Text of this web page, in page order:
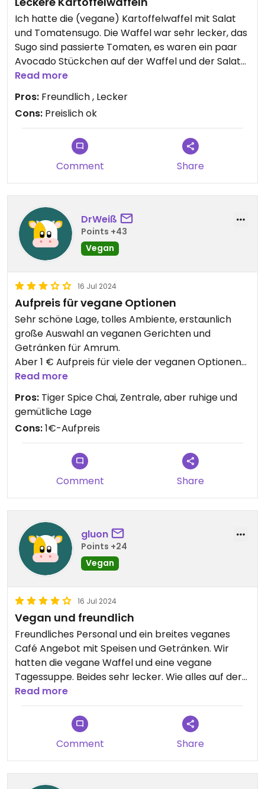
Ich hatte die (vegane) Kartoffelwaffel mit Salat
und Tomatensugo. Die Waffel war sehr lecker, das
Sugo sind passierte Tomaten, es waren ein paar
Avocado Stückchen auf der Waffel und der Salat
war leider nur ein paar Blätter und ein paar
Karottenstreifen. Die Waffel war mit Balsamico-
Creme garniert. Für die vegane Waffel ist ein
Aufpreis von 1€ zu bezahlen. Der Preis mit 8,70€
(insg. dann 9,70€) ist etwas zu hoch.
Read more
Pros: Freundlich , Lecker
Cons: Preislich ok
Comment Share
DrWeiß
Points +43
Vegan
16 Jul 2024
Aufpreis für vegane Optionen
Sehr schöne Lage, tolles Ambiente, erstaunlich
große Auswahl an veganen Gerichten und
Getränken für Amrum.
Aber 1 € Aufpreis für viele der veganen Optionen
kann ich nicht nachvollziehen und finde ich
unangebracht.
Dennoch würde ich die Kaffeeflut wieder
besuchen, was aber auch in einem Mangel an
Alternativen begründet ist.
Read more
Pros: Tiger Spice Chai, Zentrale, aber ruhige und
gemütliche Lage
Cons:1€-Aufpreis
Comment Share
gluon
Points +24
Vegan
16 Jul 2024
Vegan und freundlich
Freundliches Personal und ein breites veganes
Café Angebot mit Speisen und Getränken. Wir
hatten die vegane Waffel und eine vegane
Tagessuppe. Beides sehr lecker. Wie alles auf der
Insel, etwas teurer.
Read more
Comment Share